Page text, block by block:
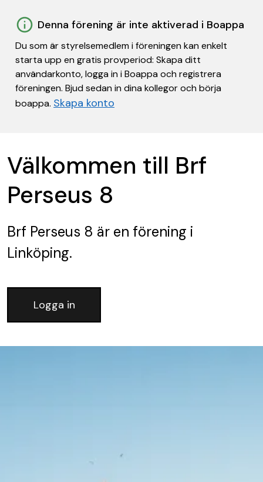
Denna förening är inte aktiverad i Boappa
Du som är styrelsemedlem i föreningen kan enkelt
starta upp en gratis provperiod: Skapa ditt
användarkonto, logga in i Boappa och registrera
föreningen. Bjud sedan in dina kollegor och börja
boappa. Skapa konto
Välkommen till Brf
Perseus 8
Brf Perseus 8 är en förening i
Linköping.
Logga in